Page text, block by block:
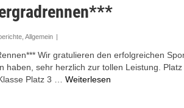
,Allgemein |
Wir gratulieren den erfolgreichen
haben, sehr herzlich zur tollen Leistung.
Platz 3 …Weiterlesen